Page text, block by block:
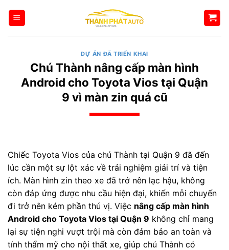
qua
DỰ ÁN ĐÃ TRIỂN KHAI
Chú Thành nâng cấp màn hình
Android cho Toyota Vios tại Quận
9 vì màn zin quá cũ
Chiếc Toyota Vios của chú Thành tại Quận 9 đã đến
lúc cần một sự lột xác về trải nghiệm giải trí và tiện
ích. Màn hình zin theo xe đã trở nên lạc hậu, không
còn đáp ứng được nhu cầu hiện đại, khiến mỗi chuyến
đi trở nên kém phần thú vị. Việc nâng cấp màn hình
Android cho Toyota Vios tại Quận 9 không chỉ mang
lại sự tiện nghi vượt trội mà còn đảm bảo an toàn và
tính thẩm mỹ cho nội thất xe, giúp chú Thành có